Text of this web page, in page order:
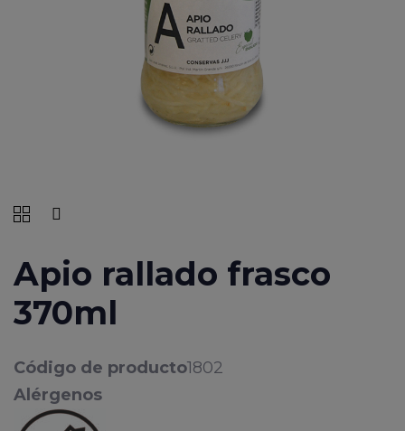
Apio rallado frasco
370ml
Código de producto1802
Alérgenos